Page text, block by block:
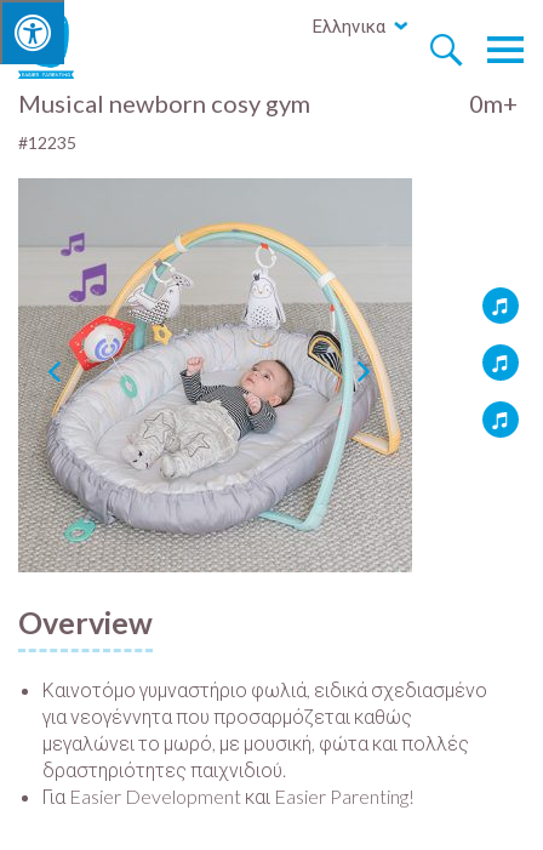


Ελληνικα
Musical newborn cosy gym
#12235
0m+
Overview
Καινοτόμο γυμναστήριο φωλιά, ειδικά σχεδιασμένο
για νεογέννητα που προσαρμόζεται καθώς
μεγαλώνει το μωρό, με μουσική, φώτα και πολλές
δραστηριότητες παιχνιδιού.
Για Easier Development και Easier Parenting!